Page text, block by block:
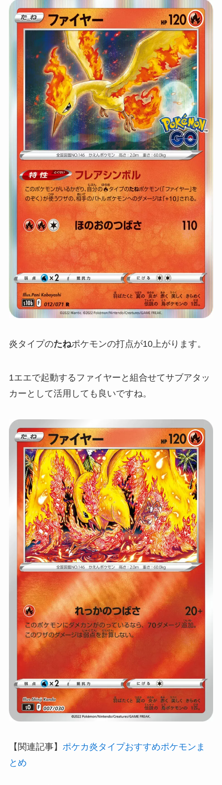
炎タイプのたねポケモンの打点が10上がります。
1エエで起動するファイヤーと組合せてサブアタッ
カーとして活用しても良いですね。
【関連記事】 ポケカ炎タイプおすすめポケモンま
とめ